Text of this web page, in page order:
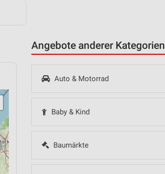
Angebote anderer Kategorien
Auto & Motorrad
Baby & Kind
Baumärkte